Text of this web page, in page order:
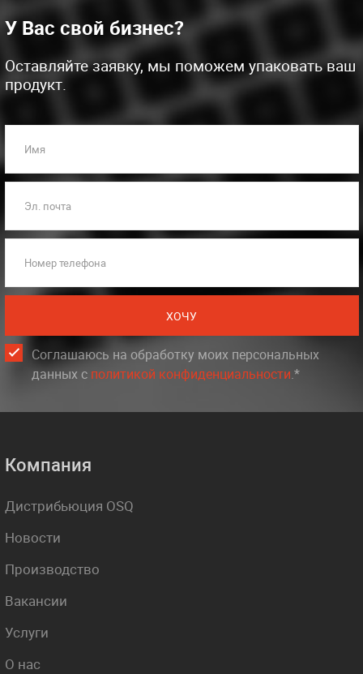
У Вас свой бизнес?
Оставляйте заявку, мы поможем упаковать ваш
продукт.
Имя
Эл. почта
Номер телефона
ХОЧУ
Соглашаюсь на обработку моих персональных
данных c политикой конфиденциальности.*
Компания
Дистрибьюция OSQ
Новости
Производство
Вакансии
Услуги
О нас